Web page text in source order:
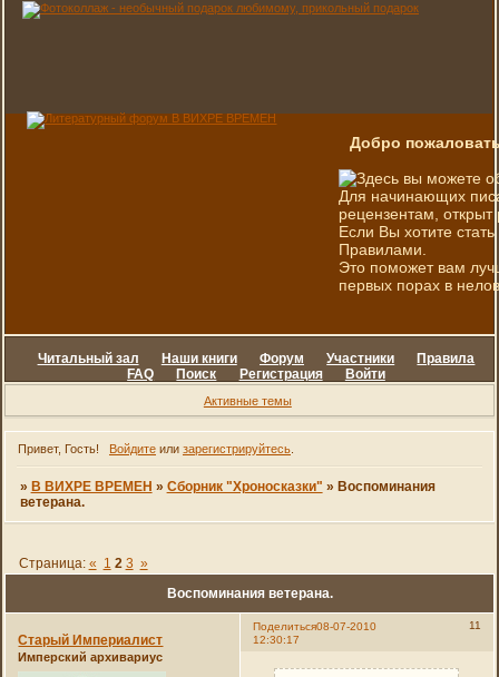
Добро
Здесь вы можете
Для начинающих
рецензентам, открыт
Если Вы хотите
Правилами.
Это поможет вам
первых порах в
Читальный зал Наши книги Форум Участники
Правила
FAQ
Поиск Регистрация Войти
Активные темы
Привет, Гость! Войдитеили зарегистрируйтесь.
» В ВИХРЕ ВРЕМЕН » Сборник "Хроносказки" » Воспоминания
ветерана.
Воспоминания ветерана.
Страница: « 1 2 3 »
Поделиться 11
08-07-2010
12:30:17
Старый Империалист
Имперский архивариус